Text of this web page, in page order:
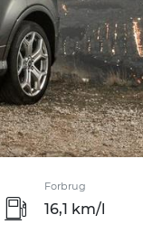
Forbrug
16,1 km/l